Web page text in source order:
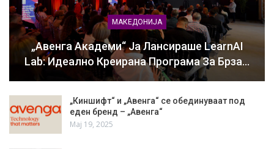
МАКЕДОНИЈА
„Авенга Академи“ Ја Лансираше LearnAI
Lab: Идеално Креирана Програма За Брза…
„Киншифт“ и „Авенга“ се обединуваат под
еден бренд – „Авенга“
Мај 19, 2025